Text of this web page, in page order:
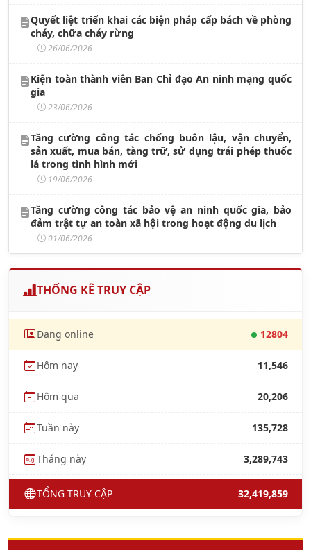
Quyết liệt triển khai các biện pháp cấp bách về phòng
cháy, chữa cháy rừng
26/06/2026
Kiện toàn thành viên Ban Chỉ đạo An ninh mạng quốc
gia
23/06/2026
Tăng cường công tác chống buôn lậu, vận chuyển,
sản xuất, mua bán, tàng trữ, sử dụng trái phép thuốc
lá trong tình hình mới
19/06/2026
Tăng cường công tác bảo vệ an ninh quốc gia, bảo
đảm trật tự an toàn xã hội trong hoạt động du lịch
01/06/2026
THỐNG KÊ TRUY CẬP
Đang online 12804
Hôm nay 11,546
Hôm qua 20,206
Tuần này 135,728
Tháng này 3,289,743
TỔNG TRUY CẬP 32,419,859